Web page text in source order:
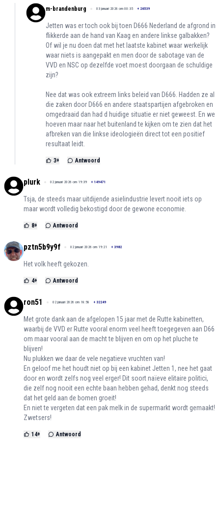
m-brandenburg 03 januari 2026 om 00:35 + 26539
Jetten was er toch ook bij toen D666 Nederland de afgrond in
flikkerde aan de hand van Kaag en andere linkse galbakken?
Of wil je nu doen dat met het laatste kabinet waar werkelijk
waar niets is aangepakt en men door de sabotage van de
VVD en NSC op dezelfde voet moest doorgaan de schuldige
zijn?
Nee dat was ook extreem links beleid van D666. Hadden ze al
die zaken door D666 en andere staatspartijen afgebroken en
omgedraaid dan had d huidige situatie er niet geweest. En we
hoeven maar naar het buitenland te kijken om te zien dat het
afbreken van die linkse ideologieën direct tot een positief
resultaat leidt.
3+ Antwoord
plurk 02 januari 2026 om 19:39 + 149471
Tsja, de steeds maar uitdijende asielindustrie levert nooit iets op
maar wordt volledig bekostigd door de gewone economie.
8+ Antwoord
pztn5b9y9f 02 januari 2026 om 19:21 + 3982
Het volk heeft gekozen.
4+ Antwoord
ron51 02 januari 2026 om 18:58 + 32249
Met grote dank aan de afgelopen 15 jaar met de Rutte kabinetten,
waarbij de VVD er Rutte vooral enorm veel heeft toegegeven aan D66
om maar vooral aan de macht te blijven en om op het pluche te
blijven!
Nu plukken we daar de vele negatieve vruchten van!
En geloof me het houdt niet op bij een kabinet Jetten 1, nee het gaat
door en wordt zelfs nog veel erger! Dit soort naïeve elitaire politici,
die zelf nog nooit een echte baan hebben gehad, denkt nog steeds
dat het geld aan de bomen groeit!
En niet te vergeten dat een pak melk in de supermarkt wordt gemaakt!
Zwetsers!
14+ Antwoord